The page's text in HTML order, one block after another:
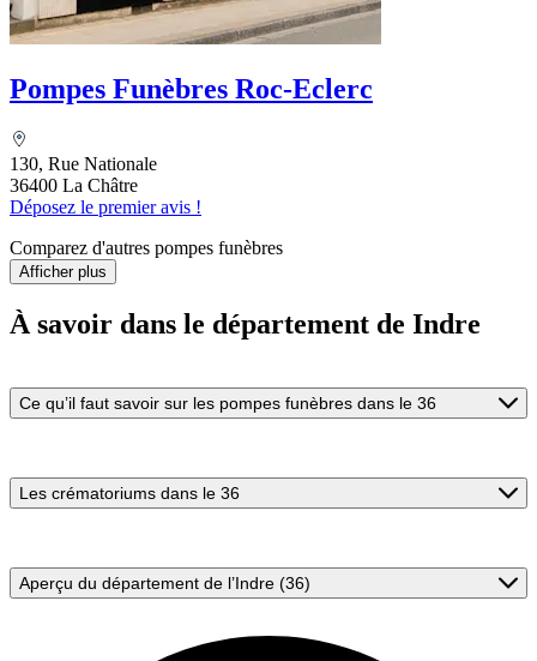
Pompes Funèbres Roc-Eclerc
130, Rue Nationale
36400 La Châtre
Déposez le premier avis !
Comparez d'autres pompes funèbres
Afficher plus
À savoir dans le département de Indre
Ce qu’il faut savoir sur les pompes funèbres dans le 36
Les crématoriums dans le 36
Aperçu du département de l’Indre (36)